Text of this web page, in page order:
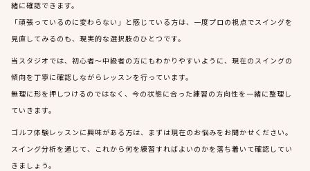
緒に確認できます。
「頑張っているのに変わらない」と感じている方は、一度プロの視点でスイングを
見直してみるのも、現実的な選択肢のひとつです。
当スタジオでは、初心者〜中級者の方にもわかりやすいように、現在のスイングの
傾向を丁寧に確認しながらレッスンを行っています。
無理に形を押しつけるのではなく、今の状態に合った練習の方向性を一緒に整理し
ていきます。
ゴルフ体験レッスンに興味がある方は、まずは現在のお悩みをお聞かせください。
スイング分析を通じて、これから何を練習すればよいのかを落ち着いて確認してい
きましょう。